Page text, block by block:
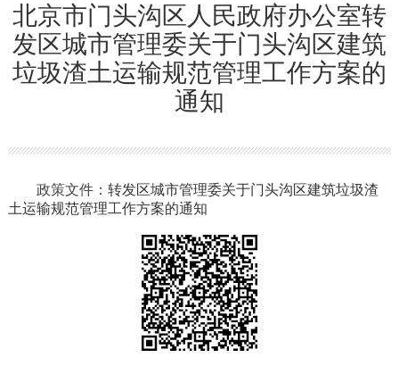
北京市门头沟区人民政府办公室转
发区城市管理委关于门头沟区建筑
垃圾渣土运输规范管理工作方案的
通知
政策文件： 转发区城市管理委关于门头沟区建筑垃圾渣
土运输规范管理工作方案的通知